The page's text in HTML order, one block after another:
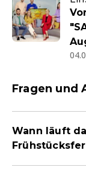
Fragen und
Wann läuft